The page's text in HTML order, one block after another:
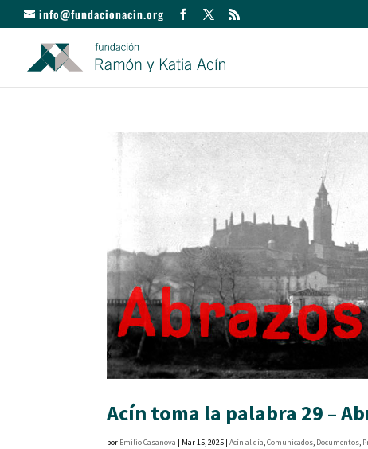
info@fundacionacin.org
Acín toma la palabra 29 –
por Emilio Casanova Mar 15, 2025 |Acín al día,Comunicados, Documentos,